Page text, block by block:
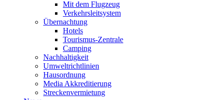
Mit dem Flugzeug
Verkehrsleitsystem
Übernachtung
Hotels
Tourismus-Zentrale
Camping
Nachhaltigkeit
Umweltrichtlinien
Hausordnung
Media Akkreditierung
Streckenvermietung